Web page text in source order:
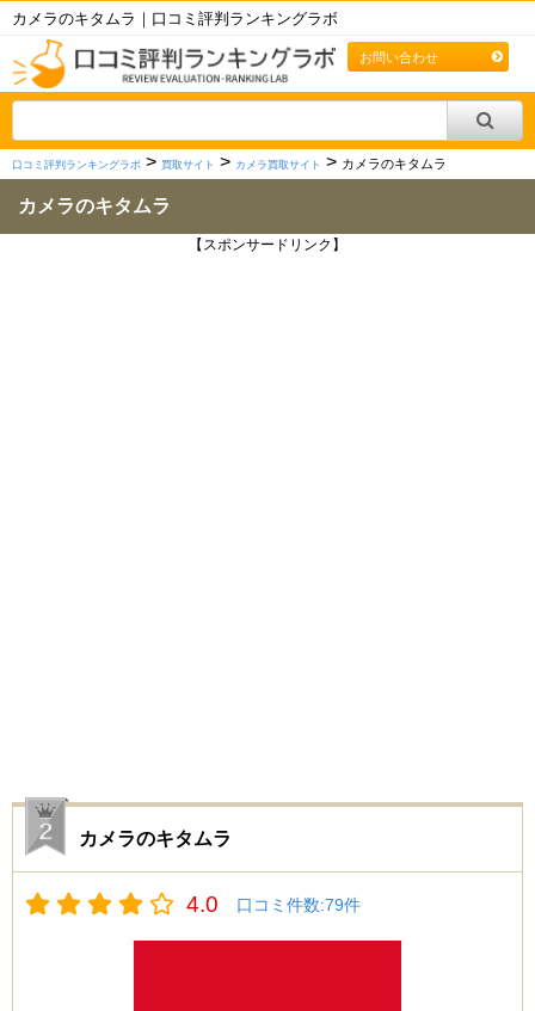
カメラのキタムラ｜口コミ評判ランキングラボ
お問い合わせ
口コミ評判ランキングラボ > 買取サイト > カメラ買取サイト > カメラのキタムラ
カメラのキタムラ
【スポンサードリンク】
カメラのキタムラ
4.0 口コミ件数:79件